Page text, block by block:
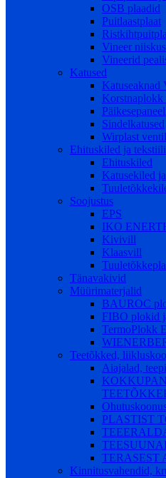
OSB plaadid
Puitlaastplaat
Vineer
Vineerid
Katused
Korstnaplokk
Sindelkatused
Wirplast
Ehituskiled ja
Ehituskiled
Katusekiled
Soojustus
EPS
IKO
Kivivill
Klaasvill
Tänavakivid
Müürimaterjalid
BAUROC
FIBO plokid
TermoPlokk
Teetõkked,
Aiajalad,
PLASTIST
TERASEST
Kinnitusvahendid,